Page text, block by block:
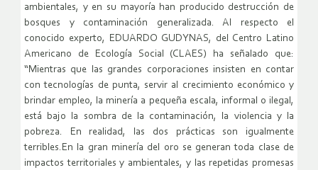
ambientales, y en su mayoría han producido destrucción de
bosques y contaminación generalizada. Al respecto el
conocido experto, EDUARDO GUDYNAS, del Centro Latino
Americano de Ecología Social (CLAES) ha señalado que:
“Mientras que las grandes corporaciones insisten en contar
con tecnologías de punta, servir al crecimiento económico y
brindar empleo, la minería a pequeña escala, informal o ilegal,
está bajo la sombra de la contaminación, la violencia y la
pobreza. En realidad, las dos prácticas son igualmente
terribles.En la gran minería del oro se generan toda clase de
impactos territoriales y ambientales, y las repetidas promesas